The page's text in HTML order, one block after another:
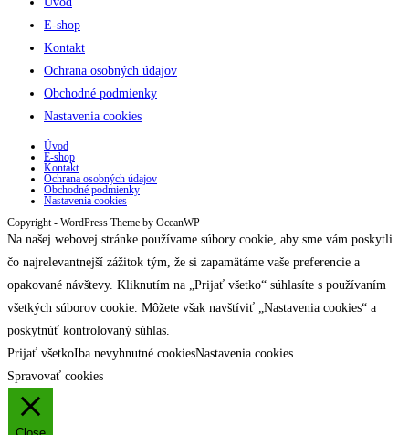
E-shop
Kontakt
Ochrana osobných údajov
Obchodné podmienky
Nastavenia cookies
Úvod
E-shop
Kontakt
Ochrana osobných údajov
Obchodné podmienky
Nastavenia cookies
Copyright - WordPress Theme by OceanWP
Na našej webovej stránke používame súbory cookie, aby sme vám poskytli
čo najrelevantnejší zážitok tým, že si zapamätáme vaše preferencie a
opakované návštevy. Kliknutím na „Prijať všetko“ súhlasíte s používaním
všetkých súborov cookie. Môžete však navštíviť „Nastavenia cookies“ a
poskytnúť kontrolovaný súhlas.
Prijať všetkoIba nevyhnutné cookiesNastavenia cookies
Spravovať cookies